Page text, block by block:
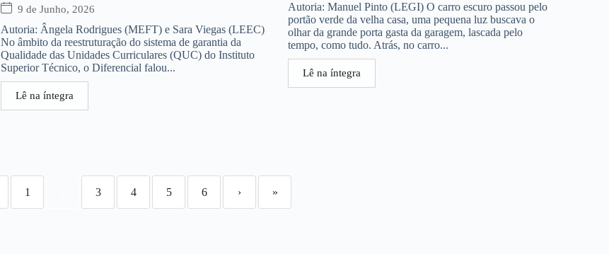
9 de Junho, 2026
Autoria: Ângela Rodrigues (MEFT) e Sara Viegas (LEEC)
No âmbito da reestruturação do sistema de garantia da
Qualidade das Unidades Curriculares (QUC) do Instituto
Superior Técnico, o Diferencial falou...
Lê na íntegra
Autoria: Manuel Pinto (LEGI) O carro escuro passou pelo
portão verde da velha casa, uma pequena luz buscava o
olhar da grande porta gasta da garagem, lascada pelo
tempo, como tudo. Atrás, no carro...
Lê na íntegra
1 3 4 5 6 › »